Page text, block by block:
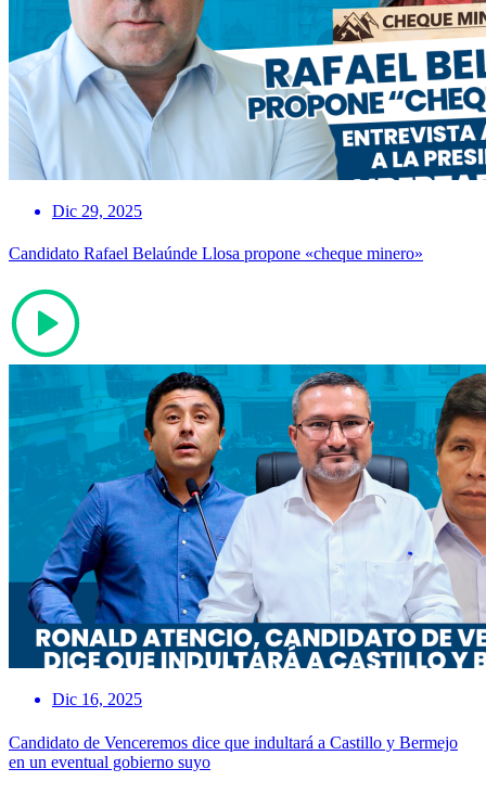
Dic 29, 2025
Candidato Rafael Belaúnde Llosa propone «cheque minero»
Dic 16, 2025
Candidato de Venceremos dice que indultará a Castillo y Bermejo
en un eventual gobierno suyo